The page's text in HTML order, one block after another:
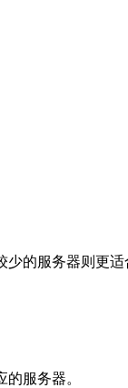
的服务器则更适
服务器。